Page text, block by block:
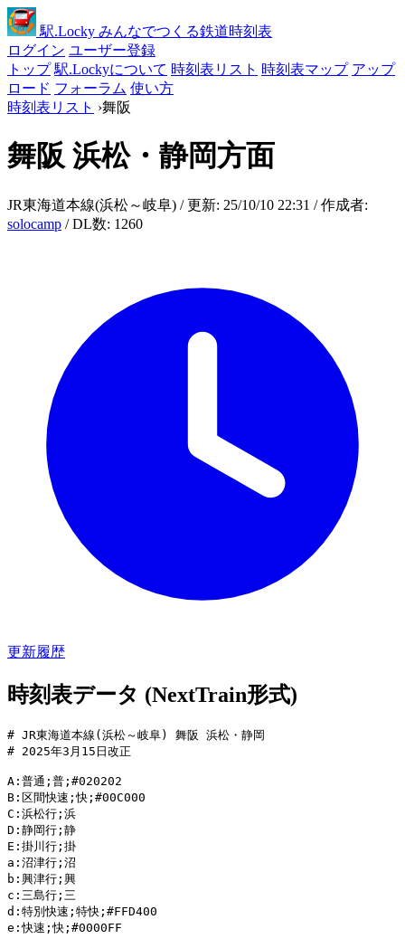
駅.Locky みんなでつくる鉄道時刻表
ログイン ユーザー登録
トップ 駅.Lockyについて 時刻表リスト 時刻表マップ アップ
ロード フォーラム 使い方
時刻表リスト ›舞阪
舞阪 浜松・静岡方面
JR東海道本線(浜松～岐阜) / 更新: 25/10/10 22:31 / 作成者:
solocamp / DL数: 1260
更新履歴
時刻表データ (NextTrain形式)
# JR東海道本線(浜松～岐阜) 舞阪 浜松・静岡
# 2025年3月15日改正
A:普通;普;#020202
B:区間快速;快;#00C000
C:浜松行;浜
D:静岡行;静
E:掛川行;掛
a:沼津行;沼
b:興津行;興
c:三島行;三
d:特別快速;特快;#FFD400
e:快速;快;#0000FF